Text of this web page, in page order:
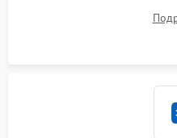
исключить перегрев
Надежная фиксация